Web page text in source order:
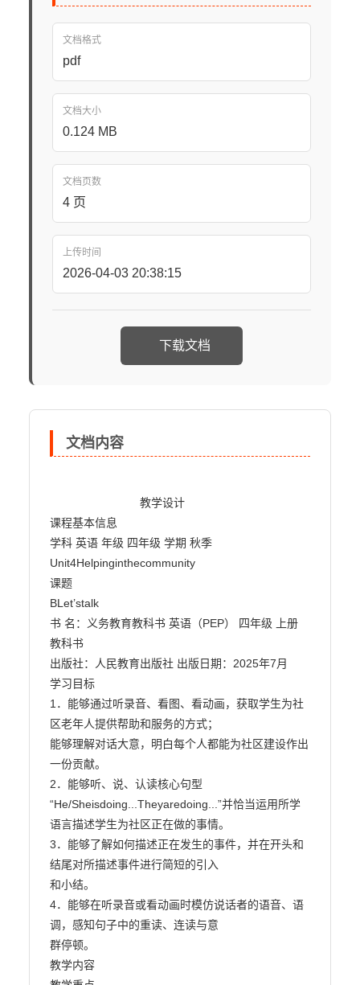
文档格式
pdf
文档大小
0.124 MB
文档页数
4 页
上传时间
2026-04-03 20:38:15
下载文档
文档内容
课程基本信息
学科 英语 年级 四年级 学期 秋季
Unit4Helpinginthecommunity
课题
BLet’stalk
书 名：义务教育教科书 英语（PEP） 四年级 上册
教科书
出版社：人民教育出版社 出版日期：2025年7月
学习目标
1．能够通过听录音、看图、看动画，获取学生为社
区老年人提供帮助和服务的方式；
能够理解对话大意，明白每个人都能为社区建设作出
一份贡献。
2．能够听、说、认读核心句型
“He/Sheisdoing...Theyaredoing...”并恰当运用所学
语言描述学生为社区正在做的事情。
3．能够了解如何描述正在发生的事件，并在开头和
结尾对所描述事件进行简短的引入
和小结。
4．能够在听录音或看动画时模仿说话者的语音、语
调，感知句子中的重读、连读与意
群停顿。
教学内容